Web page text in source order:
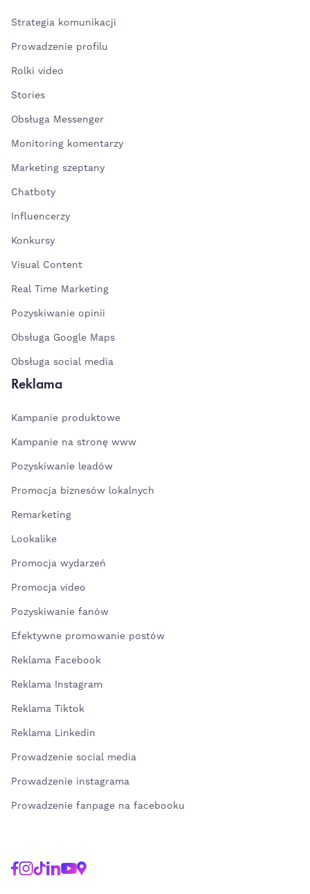
Strategia komunikacji
Prowadzenie profilu
Rolki video
Stories
Obsługa Messenger
Monitoring komentarzy
Marketing szeptany
Chatboty
Influencerzy
Konkursy
Visual Content
Real Time Marketing
Pozyskiwanie opinii
Obsługa Google Maps
Obsługa social media
Reklama
Kampanie produktowe
Kampanie na stronę www
Pozyskiwanie leadów
Promocja biznesów lokalnych
Remarketing
Lookalike
Promocja wydarzeń
Promocja video
Pozyskiwanie fanów
Efektywne promowanie postów
Reklama Facebook
Reklama Instagram
Reklama Tiktok
Reklama Linkedin
Prowadzenie social media
Prowadzenie instagrama
Prowadzenie fanpage na facebooku